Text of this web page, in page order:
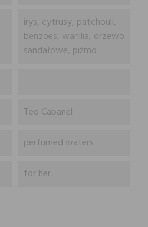
irys, cytrusy, patchouli,
benzoes, wanilia, drzewo
sandałowe, piżmo
Teo Cabanel
perfumed waters
for her